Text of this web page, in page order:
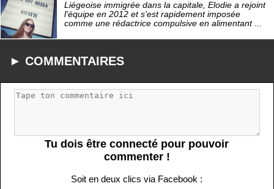
Liégeoise immigrée dans la capitale, Elodie a rejoint
l'équipe en 2012 et s'est rapidement imposée
comme une rédactrice compulsive en alimentant ...
► COMMENTAIRES
Tu dois être connecté pour pouvoir
commenter !
Soit en deux clics via Facebook :